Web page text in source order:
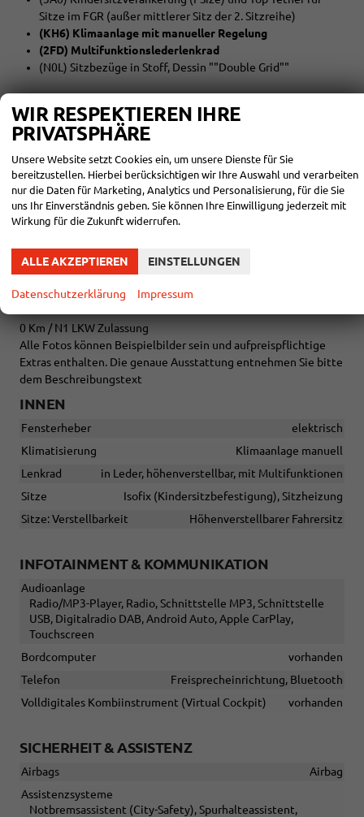
Sitze im FGR (außer mittlerer Sitz der 2. Sitzreihe)
(KH6) Klimaanlage mit manueller Regelung
(2FD) Multifunktionslederlenkrad
(N0L) Sitzbezüge in Stoff, Dessin ""Double Grid""
(C5P) Stahlräder 6,5 J x 16 in Schwarz
(ZVA) Assistenzpaket
(9C7) Fahrlichtschaltung automatisch, mit Tagfahrlicht
(J69) Ganzjahresreifen 205/60 R16 96H XL (M+S Kennung
inkl. Schneeflocke)
(JX1) Kreuzungsassistent
(5Q2+5R2) Schiebetür links und rechts im
(9T1) Scheibenwaschdüsen beheizbar
(1G2) Reserverad in Fahrbereifung, Stahl
(ZCJ) Stahlräder 6,5 J x 16, in Schwarz
0 Km / N1 LKW Zulassung
Alle Fotos können Beispielbilder sein und aufpreispflichtige
Extras enthalten. Die genaue Ausstattung entnehmen Sie bitte
dem Beschreibungstext
INNEN
Fensterheber
elektrisch
Klimatisierung
Klimaanlage manuell
Lenkrad
in Leder, höhenverstellbar, mit Multifunktionen
Sitze
Isofix (Kindersitzbefestigung), Sitzheizung
Sitze: Verstellbarkeit
Höhenverstellbarer Fahrersitz
INFOTAINMENT & KOMMUNIKATION
Audioanlage
Radio/MP3-Player, Radio, Schnittstelle MP3, Schnittstelle
USB, Digitalradio DAB, Android Auto, Apple CarPlay,
Touchscreen
Bordcomputer
vorhanden
Telefon
Freisprecheinrichtung, Bluetooth
Volldigitales Kombiinstrument (Virtual Cockpit)
vorhanden
SICHERHEIT & ASSISTENZ
Airbags
Airbag
Assistenzsysteme
Notbremsassistent (City-Safety), Spurhalteassistent,
WIR RESPEKTIEREN IHRE
PRIVATSPHÄRE
Unsere Website setzt Cookies ein, um unsere Dienste für Sie
bereitzustellen. Hierbei berücksichtigen wir Ihre Auswahl und verarbeiten
nur die Daten für Marketing, Analytics und Personalisierung, für die Sie
uns Ihr Einverständnis geben. Sie können Ihre Einwilligung jederzeit mit
Wirkung für die Zukunft widerrufen.
ALLE AKZEPTIEREN EINSTELLUNGEN
Datenschutzerklärung Impressum